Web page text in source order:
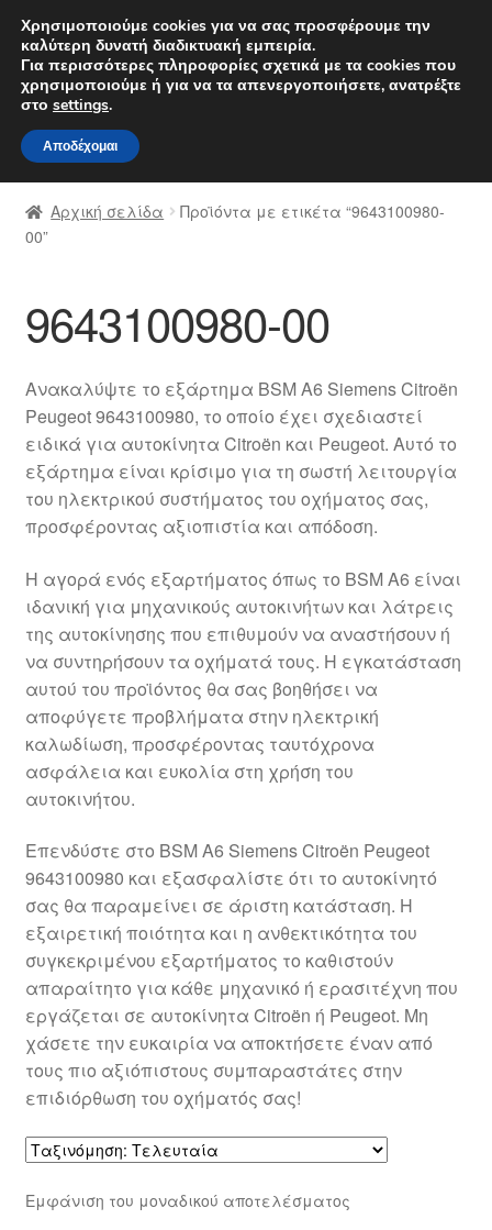
ΑΠΟΣΤΟΛΗ από 7 EUR
Δευτέρα-Παρ. 9 π.μ. - 4 μ.μ.
Απευθείας
μετάβαση
στην
πλοήγηση
Μετάβαση
σε
περιεχόμενο
Αρχική
Διαδικασία Παραπόνων
Καροτσάκι
Μεταφορά
Ο λογαριασμός μου
Ολοκλήρωση αγοράς
Οροι και Προϋποθέσεις
Παγκόσμια αποστολή
Παράπονα
πληρωμές
Πολιτική Απορρήτου
Σχετικά με εμάς
Αρχική σελίδα
Προϊόντα με ετικέτα “9643100980-
00”
9643100980-00
Ανακαλύψτε το εξάρτημα BSM A6 Siemens Citroën
Peugeot 9643100980, το οποίο έχει σχεδιαστεί
ειδικά για αυτοκίνητα Citroën και Peugeot. Αυτό το
εξάρτημα είναι κρίσιμο για τη σωστή λειτουργία
του ηλεκτρικού συστήματος του οχήματος σας,
προσφέροντας αξιοπιστία και απόδοση.
Η αγορά ενός εξαρτήματος όπως το BSM A6 είναι
ιδανική για μηχανικούς αυτοκινήτων και λάτρεις
της αυτοκίνησης που επιθυμούν να αναστήσουν ή
να συντηρήσουν τα οχήματά τους. Η εγκατάσταση
αυτού του προϊόντος θα σας βοηθήσει να
αποφύγετε προβλήματα στην ηλεκτρική
καλωδίωση, προσφέροντας ταυτόχρονα
ασφάλεια και ευκολία στη χρήση του
αυτοκινήτου.
Επενδύστε στο BSM A6 Siemens Citroën Peugeot
9643100980 και εξασφαλίστε ότι το αυτοκίνητό
σας θα παραμείνει σε άριστη κατάσταση. Η
εξαιρετική ποιότητα και η ανθεκτικότητα του
συγκεκριμένου εξαρτήματος το καθιστούν
απαραίτητο για κάθε μηχανικό ή ερασιτέχνη που
εργάζεται σε αυτοκίνητα Citroën ή Peugeot. Μη
χάσετε την ευκαιρία να αποκτήσετε έναν από
τους πιο αξιόπιστους συμπαραστάτες στην
επιδιόρθωση του οχήματός σας!
Εμφάνιση του μοναδικού αποτελέσματος
Χρησιμοποιούμε cookies για να σας προσφέρουμε την
καλύτερη δυνατή διαδικτυακή εμπειρία.
Για περισσότερες πληροφορίες σχετικά με τα cookies που
χρησιμοποιούμε ή για να τα απενεργοποιήσετε, ανατρέξτε
στο settings.
Αποδέχομαι